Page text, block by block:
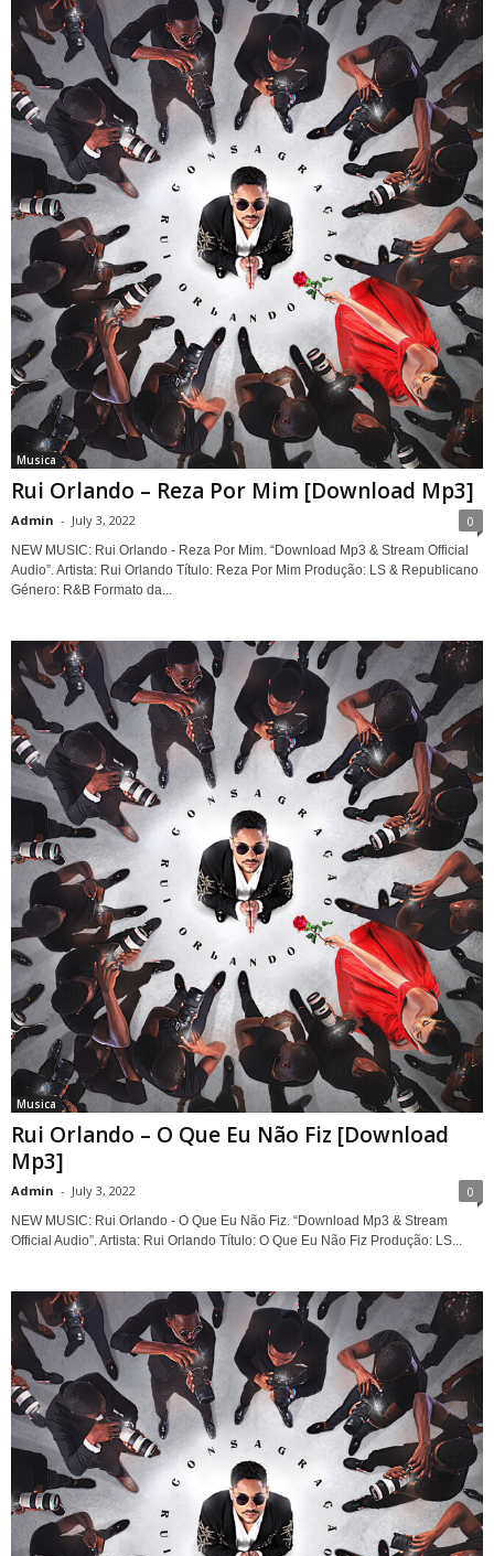
Musica
Rui Orlando – Reza Por Mim [Download Mp3]
Admin - July 3, 2022 0
NEW MUSIC: Rui Orlando - Reza Por Mim. “Download Mp3 & Stream Official
Audio”. Artista: Rui Orlando Título: Reza Por Mim Produção: LS & Republicano
Género: R&B Formato da...
Musica
Rui Orlando – O Que Eu Não Fiz [Download
Mp3]
Admin - July 3, 2022 0
NEW MUSIC: Rui Orlando - O Que Eu Não Fiz. “Download Mp3 & Stream
Official Audio”. Artista: Rui Orlando Título: O Que Eu Não Fiz Produção: LS...